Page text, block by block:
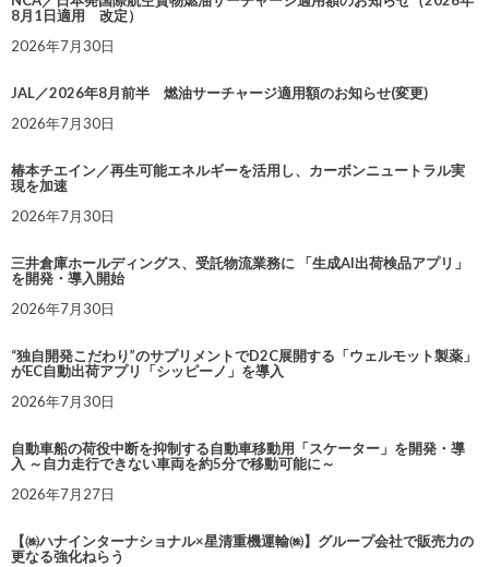
8月1日適用 改定）
2026年7月30日
JAL／2026年8月前半 燃油サーチャージ適用額のお知らせ(変更)
2026年7月30日
椿本チエイン／再生可能エネルギーを活用し、カーボンニュートラル実
現を加速
2026年7月30日
三井倉庫ホールディングス、受託物流業務に 「生成AI出荷検品アプリ」
を開発・導入開始
2026年7月30日
“独自開発こだわり”のサプリメントでD2C展開する「ウェルモット製薬」
がEC自動出荷アプリ「シッピーノ」を導入
2026年7月30日
自動車船の荷役中断を抑制する自動車移動用「スケーター」を開発・導
入 ～自力走行できない車両を約5分で移動可能に～
2026年7月27日
【㈱ハナインターナショナル×星清重機運輸㈱】グループ会社で販売力の
更なる強化ねらう